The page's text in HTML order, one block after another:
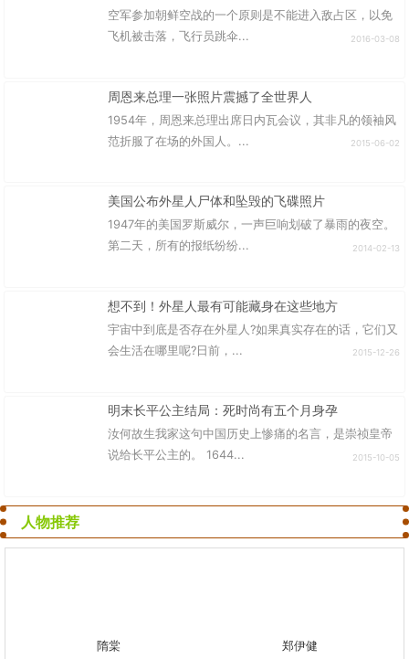
空军参加朝鲜空战的一个原则是不能进入敌占区，以免
飞机被击落，飞行员跳伞...
2016-03-08
周恩来总理一张照片震撼了全世界人
1954年，周恩来总理出席日内瓦会议，其非凡的领袖风
范折服了在场的外国人。...
2015-06-02
美国公布外星人尸体和坠毁的飞碟照片
1947年的美国罗斯威尔，一声巨响划破了暴雨的夜空。
第二天，所有的报纸纷纷...
2014-02-13
想不到！外星人最有可能藏身在这些地方
宇宙中到底是否存在外星人?如果真实存在的话，它们又
会生活在哪里呢?日前，...
2015-12-26
明末长平公主结局：死时尚有五个月身孕
汝何故生我家这句中国历史上惨痛的名言，是崇祯皇帝
说给长平公主的。 1644...
2015-10-05
人物推荐
隋棠 郑伊健